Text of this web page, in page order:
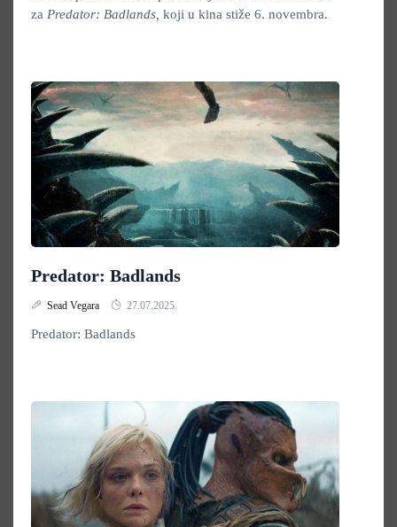
za Predator: Badlands, koji u kina stiže 6. novembra.
Predator: Badlands
Sead Vegara 27.07.2025.
Predator: Badlands